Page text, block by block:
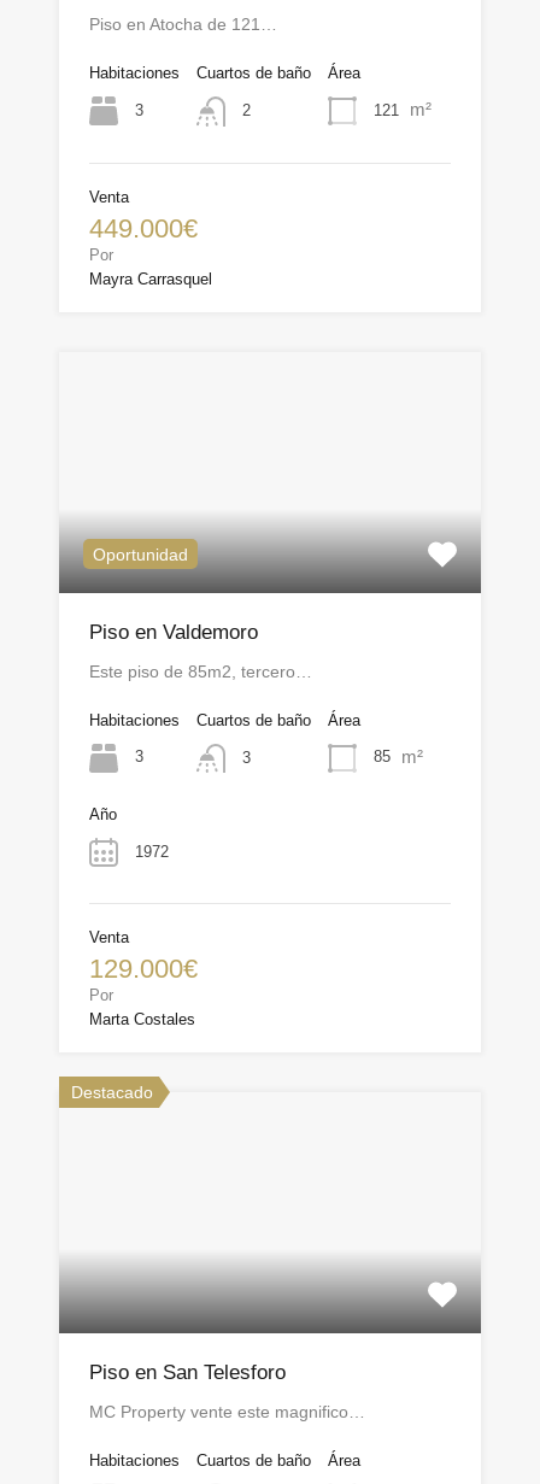
Piso en Atocha de 121…
Habitaciones
3
Cuartos de baño
2
Área
121 m²
Venta
449.000€
Por
Mayra Carrasquel
Oportunidad
Piso en Valdemoro
Este piso de 85m2, tercero…
Habitaciones
3
Cuartos de baño
3
Área
85 m²
Año
1972
Venta
129.000€
Por
Marta Costales
Destacado
Piso en San Telesforo
MC Property vente este magnifico…
Habitaciones Cuartos de baño Área